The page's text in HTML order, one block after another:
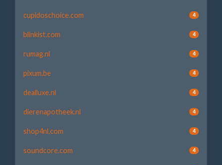
cupidoschoice.com 4
blinkist.com 4
rumag.nl 4
pixum.be 4
dealluxe.nl 4
dierenapotheek.nl 4
shop4nl.com 4
soundcore.com 4